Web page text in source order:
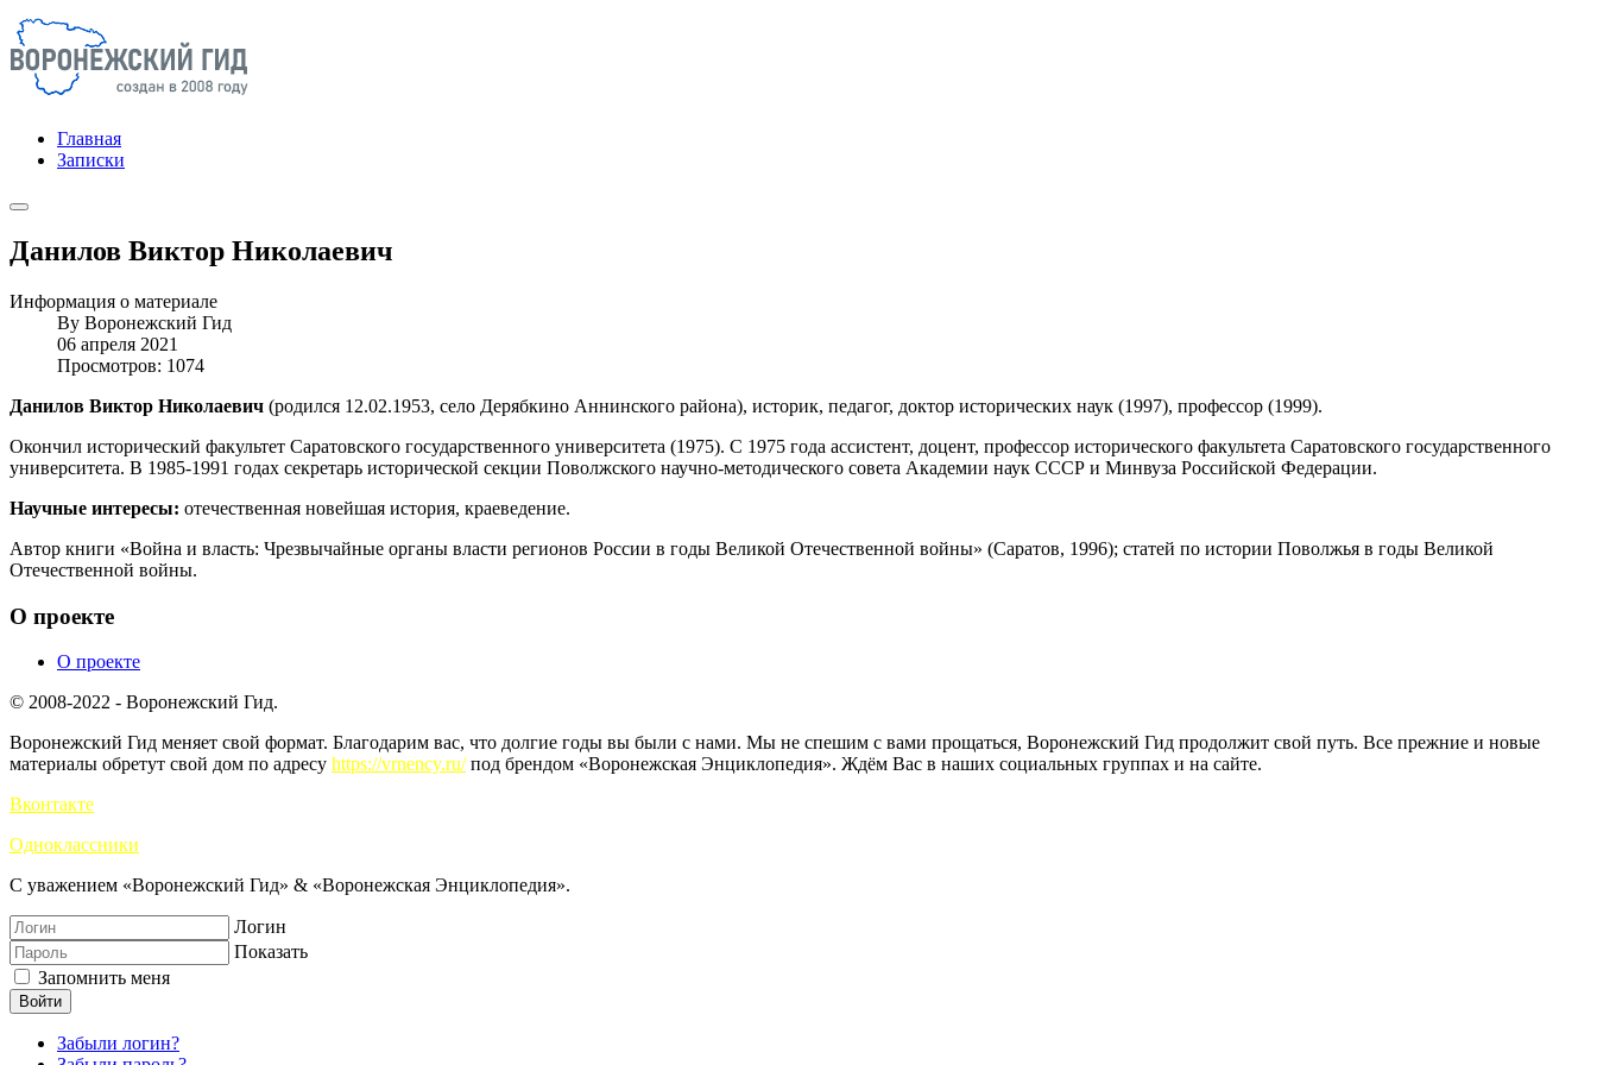
Главная
Записки
Данилов Виктор Николаевич
Информация о материале
By Воронежский Гид
06 апреля 2021
Просмотров: 1074
Данилов Виктор Николаевич (родился 12.02.1953, село Дерябкино Аннинского района), историк, педагог, доктор исторических наук (1997), профессор (1999).
Окончил исторический факультет Саратовского государственного университета (1975). С 1975 года ассистент, доцент, профессор исторического факультета Саратовского государственного
университета. В 1985-1991 годах секретарь исторической секции Поволжского научно-методического совета Академии наук СССР и Минвуза Российской Федерации.
Научные интересы: отечественная новейшая история, краеведение.
Автор книги «Война и власть: Чрезвычайные органы власти регионов России в годы Великой Отечественной войны» (Саратов, 1996); статей по истории Поволжья в годы Великой
Отечественной войны.
О проекте
О проекте
© 2008-2022 - Воронежский Гид.
Воронежский Гид меняет свой формат. Благодарим вас, что долгие годы вы были с нами. Мы не спешим с вами прощаться, Воронежский Гид продолжит свой путь. Все прежние и новые
материалы обретут свой дом по адресу https://vrnency.ru/под брендом «Воронежская Энциклопедия». Ждём Вас в наших социальных группах и на сайте.
Вконтакте
Одноклассники
С уважением «Воронежский Гид» & «Воронежская Энциклопедия».
Логин
Показать
Запомнить меня
Войти
Забыли логин?